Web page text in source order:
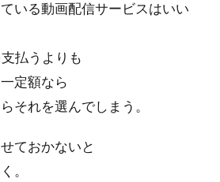
いる動画配信サービスはいい
払うよりも
定額なら
それを選んでしまう。
ておかないと
。